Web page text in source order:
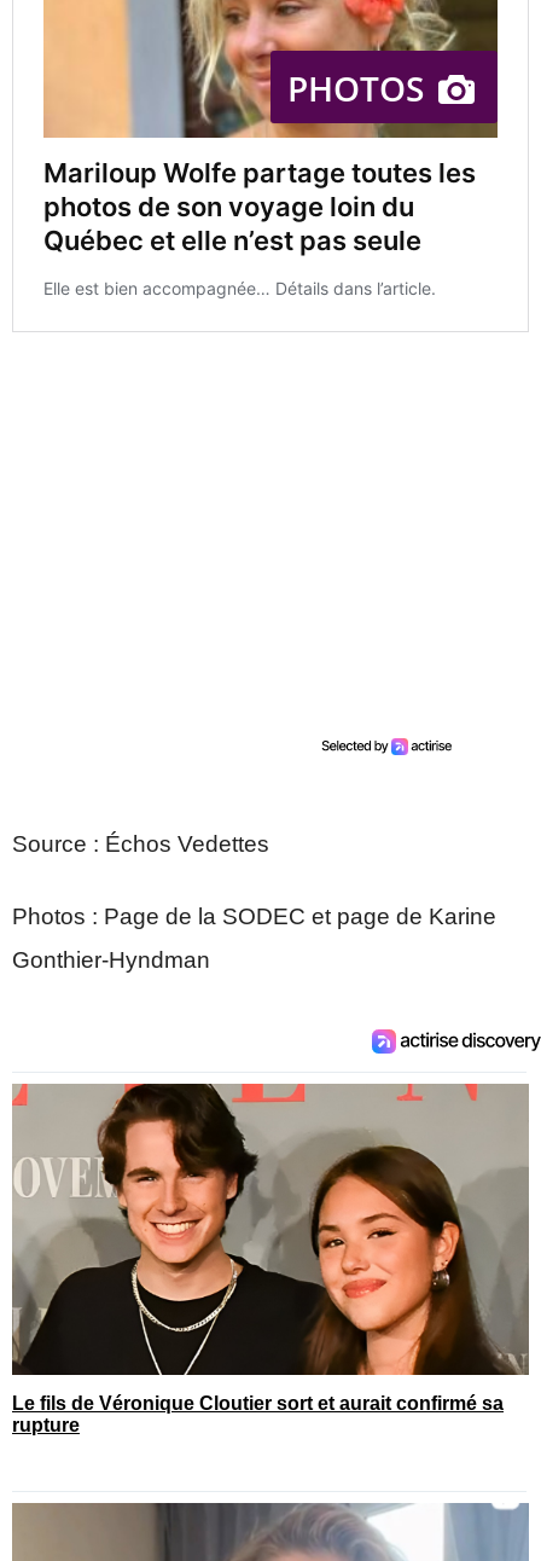
Source : Échos Vedettes
Photos : Page de la SODEC et page de Karine
Gonthier-Hyndman
Le fils de Véronique Cloutier sort et aurait confirmé sa
rupture